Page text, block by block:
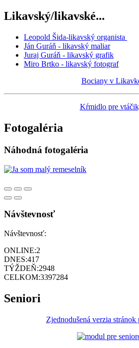
Likavský/likavské...
Leopold Šida-likavský organista
Ján Guráň - likavský maliar
Juraj Guráň - likavský grafik
Miro Brtko - likavský fotograf
Bociany v
Kŕmidlo pre
Fotogaléria
Náhodná fotogaléria
Návštevnosť
Návštevnosť:
ONLINE:2
DNES:417
TÝŽDEŇ:2948
CELKOM:3397284
Seniori
Zjednodušená verzia stránok